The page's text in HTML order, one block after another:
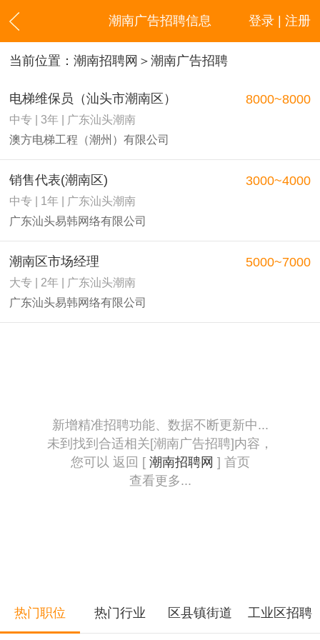
登录 | 注册
潮南广告招聘信息
当前位置： 潮南招聘网 ＞潮南广告招聘
电梯维保员（汕头市潮南区）
中专 | 3年 | 广东汕头潮南
澳方电梯工程（潮州）有限公司
8000~8000
销售代表(潮南区)
中专 | 1年 | 广东汕头潮南
广东汕头易韩网络有限公司
3000~4000
潮南区市场经理
大专 | 2年 | 广东汕头潮南
广东汕头易韩网络有限公司
5000~7000
新增精准招聘功能、数据不断更新中...
未到找到合适相关[潮南广告招聘]内容，
您可以 返回 [ 潮南招聘网 ] 首页
查看更多...
热门职位 热门行业 区县镇街道 工业区招聘